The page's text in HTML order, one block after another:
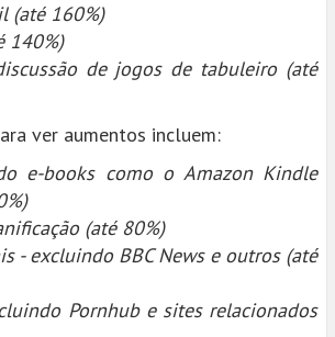
(até 160%)
140%)
de jogos de tabuleiro (até
ver aumentos incluem:
e-books como o Amazon Kindle
(até 80%)
- excluindo BBC News e outros (até
Pornhub e sites relacionados